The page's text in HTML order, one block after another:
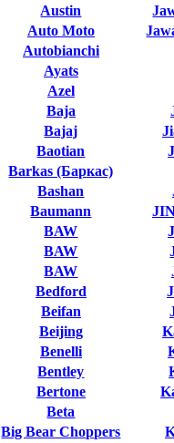
Austin
Auto Moto
Autobianchi
Ayats
Azel
Baja
Bajaj
Baotian
Barkas (Баркас)
Bashan
Baumann
BAW
BAW
BAW
Bedford
Beifan
Beijing
Benelli
Bentley
Bertone
Beta
Big Bear Choppers